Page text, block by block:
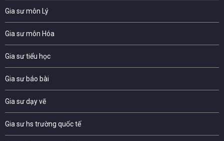
Gia sư môn Lý
Gia sư môn Hóa
Gia sư tiểu học
Gia sư báo bài
Gia sư dạy vẽ
Gia sư hs trường quốc tế